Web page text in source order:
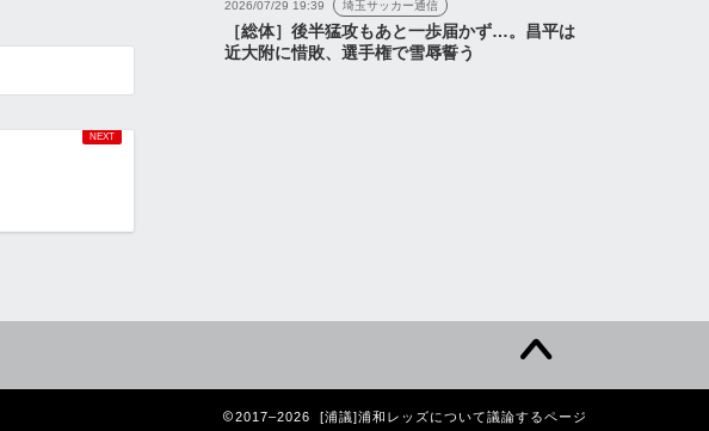
2026/07/29 19:39 埼玉サッカー通信
［総体］後半猛攻もあと一歩届かず…。昌平は
近大附に惜敗、選手権で雪辱誓う
2017–2026 [浦議]浦和レッズについて議論するページ